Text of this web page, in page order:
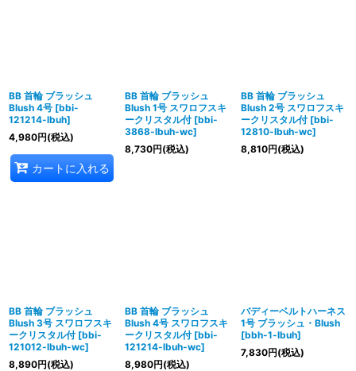
BB 首輪 ブラッシュ
Blush 4号 [bbi-
121214-lbuh]
4,980円(税込)
カートに入れる
BB 首輪 ブラッシュ
Blush 1号 スワロフスキ
ークリスタル付 [bbi-
3868-lbuh-wc]
8,730円(税込)
BB 首輪 ブラッシュ
Blush 2号 スワロフスキ
ークリスタル付 [bbi-
12810-lbuh-wc]
8,810円(税込)
BB 首輪 ブラッシュ
Blush 3号 スワロフスキ
ークリスタル付 [bbi-
121012-lbuh-wc]
8,890円(税込)
BB 首輪 ブラッシュ
Blush 4号 スワロフスキ
ークリスタル付 [bbi-
121214-lbuh-wc]
8,980円(税込)
バディーベルトハーネス
1号 ブラッシュ・Blush
[bbh-1-lbuh]
7,830円(税込)